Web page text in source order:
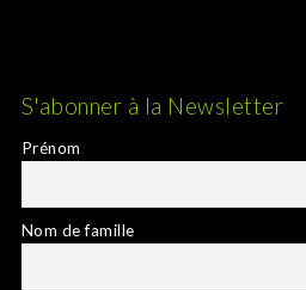
S'abonner à la Newsletter
Prénom
Nom de famille